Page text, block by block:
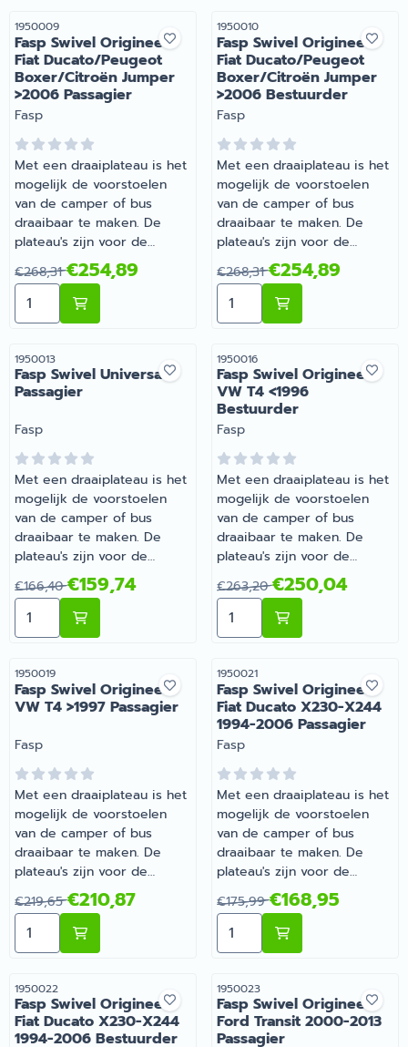
Master/Opel
Movano/Nissan Interstar
2004-2010 Passagier |
Artikelnummer 1950007
Master/Opel
Movano/Nissan Interstar
2004-2010 Bestuurder |
Artikelnummer 1950008
Artikelnummer
1950009
Fasp Swivel Origineel
Fiat Ducato/Peugeot
Boxer/Citroën Jumper
>2006 Passagier
Merk:
Fasp
Met een draaiplateau is het
mogelijk de voorstoelen
van de camper of bus
draaibaar te maken. De
plateau's zijn voor de
originele stoelen van de
camper of bus, met
uitzondering van de
universele plateau's.
Van 268,31 voor 254,89
€268,31€254,89
Aantal kiezen voor Fasp Swivel Origineel Fiat
Artikelnummer
1950010
Fasp Swivel Origineel
Fiat Ducato/Peugeot
Boxer/Citroën Jumper
>2006 Bestuurder
Merk:
Fasp
Met een draaiplateau is het
mogelijk de voorstoelen
van de camper of bus
draaibaar te maken. De
plateau's zijn voor de
originele stoelen van de
camper of bus, met
uitzondering van de
universele plateau's.
Van 268,31 voor 254,89
€268,31€254,89
Aantal kiezen voor Fasp
Artikelnummer
1950013
Fasp Swivel Universal
Passagier
Merk:
Fasp
Met een draaiplateau is het
mogelijk de voorstoelen
van de camper of bus
draaibaar te maken. De
plateau's zijn voor de
originele stoelen van de
camper of bus, met
uitzondering van de
universele plateau's.
Van 166,40 voor 159,74
€166,40€159,74
Aantal kiezen voor Fasp Swivel Universal Passagier
Artikelnummer
1950016
Fasp Swivel Origineel
VW T4 <1996
Bestuurder
Merk:
Fasp
Met een draaiplateau is het
mogelijk de voorstoelen
van de camper of bus
draaibaar te maken. De
plateau's zijn voor de
originele stoelen van de
camper of bus, met
uitzondering van de
universele plateau's. | Fasp
<1996 Bestuurder |
Artikelnummer 1950016
Van 263,20 voor 250,04
€263,20€250,04
Aantal kiezen voor Fasp
Artikelnummer
1950019
Fasp Swivel Origineel
VW T4 >1997 Passagier
Merk:
Fasp
Met een draaiplateau is het
mogelijk de voorstoelen
van de camper of bus
draaibaar te maken. De
plateau's zijn voor de
originele stoelen van de
camper of bus, met
uitzondering van de
universele plateau's. | Fasp
>1997 Passagier |
Artikelnummer 1950019
Van 219,65 voor 210,87
€219,65€210,87
Aantal kiezen voor Fasp Swivel Origineel VW T4 >1997
Artikelnummer
1950021
Fasp Swivel Origineel
Fiat Ducato X230-X244
1994-2006 Passagier
Merk:
Fasp
Met een draaiplateau is het
mogelijk de voorstoelen
van de camper of bus
draaibaar te maken. De
plateau's zijn voor de
originele stoelen van de
camper of bus, met
uitzondering van de
universele plateau's.
Van 175,99 voor 168,95
€175,99€168,95
Aantal kiezen voor Fasp
Artikelnummer
1950022
Fasp Swivel Origineel
Fiat Ducato X230-X244
1994-2006 Bestuurder
Artikelnummer
1950023
Fasp Swivel Origineel
Ford Transit 2000-2013
Passagier